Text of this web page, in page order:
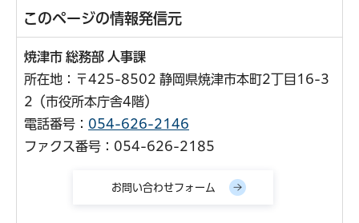
このページの情報発信元
焼津市 総務部 人事課
所在地：〒425-8502 静岡県焼津市本町2丁目16-3
2（市役所本庁舎4階）
電話番号： 054-626-2146
ファクス番号：054-626-2185